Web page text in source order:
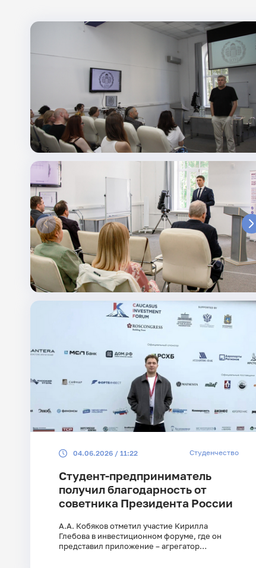
Поиск по темам
04.06.2026 / 11:22 Студенчество
Студент-предприниматель
получил благодарность от
советника Президента России
А.А. Кобяков отметил участие Кирилла
Глебова в инвестиционном форуме, где он
представил приложение – агрегатор